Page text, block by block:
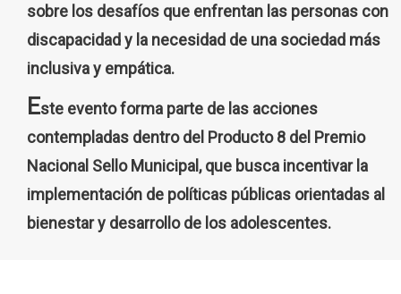
sobre los desafíos que enfrentan las personas con
discapacidad y la necesidad de una sociedad más
inclusiva y empática.
Este evento forma parte de las acciones
contempladas dentro del Producto 8 del Premio
Nacional Sello Municipal, que busca incentivar la
implementación de políticas públicas orientadas al
bienestar y desarrollo de los adolescentes.